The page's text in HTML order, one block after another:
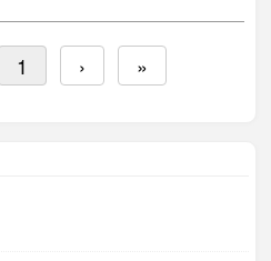
1 › »